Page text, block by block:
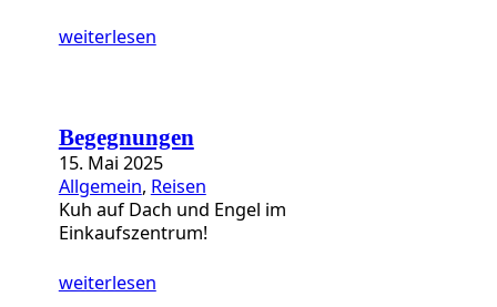
weiterlesen
Begegnungen
15. Mai 2025
Allgemein, Reisen
Kuh auf Dach und Engel im
Einkaufszentrum!
weiterlesen